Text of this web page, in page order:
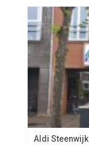
Aldi Steenwijk